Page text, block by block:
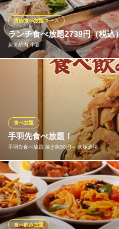
Kasthamandap（カスタマン
大塚 ダイニングバル
ＪＲ大塚駅 徒歩3分
東京都豊島区北大塚2-7-9 第33東京ビル5F
ランチ食べ放題2739円（税込
炭火焼肉 牛宴
焼肉食べ放題コース
当店のおすすめランチメニューを
放題プランをご用意しております
小学生以下は半額もしくは無料、
炭火焼肉 牛宴
大塚 焼肉食べ放題
ＪＲ大塚駅南口 徒歩2分
東京都豊島区南大塚2-41-5 2F
手羽先食べ放題！
手羽先食べ放題 焼き鳥50円～ 大塚酒場
食べ放題
当店名物の手羽先を存分にお楽し
手羽先を食べる手も、ドリンクも
手羽先食べ放題 焼き鳥50円
大塚 居酒屋
食べ飲み放題